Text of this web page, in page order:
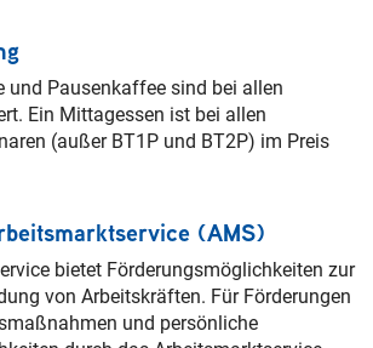
und Pausenkaffee sind bei allen
Ein Mittagessen ist bei allen
(außer BT1P und BT2P) im Preis
(AMS)
bietet Förderungsmöglichkeiten zur
von Arbeitskräften. Für Förderungen
und persönliche